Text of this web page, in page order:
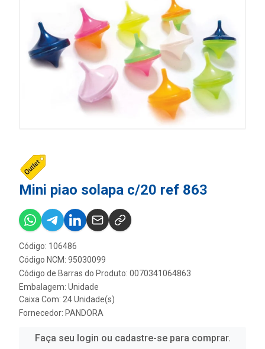
Mini piao solapa c/20 ref 863
Código: 106486
Código NCM: 95030099
Código de Barras do Produto: 0070341064863
Embalagem: Unidade
Caixa Com: 24 Unidade(s)
Fornecedor: PANDORA
Faça seu login ou cadastre-se para comprar.